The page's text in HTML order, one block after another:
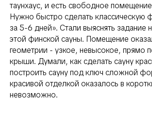
таунхаус, и есть свободное
Нужно быстро сделать классическую
за 5-6 дней». Стали выяснять задание
этой финской сауны. Помещение
геометрии - узкое, невысокое, прямо
крыши. Думали, как сделать сауну
построить сауну под ключ сложной
красивой отделкой оказалось в
невозможно.